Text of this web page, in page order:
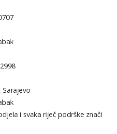
Sarajevo
i svaka riječ podrške znači